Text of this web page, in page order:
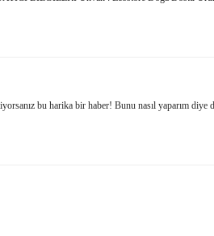
bu harika bir haber! Bunu nasıl yaparım